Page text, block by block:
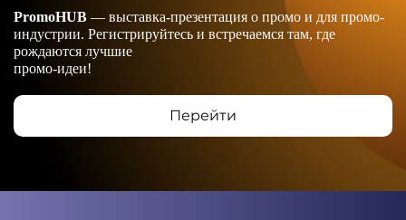
PromoHUB — выставка-презентация о промо и для промо-
индустрии. Регистрируйтесь и встречаемся там, где
рождаются лучшие
промо-идеи!
Перейти